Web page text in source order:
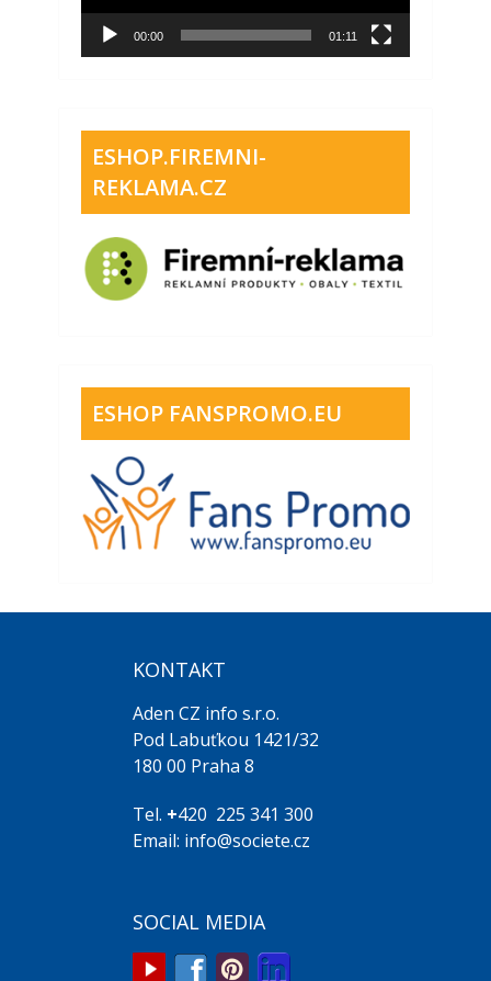
00:00 01:11
ESHOP.FIREMNI-
REKLAMA.CZ
ESHOP FANSPROMO.EU
KONTAKT
Aden CZ info s.r.o.
Pod Labuťkou 1421/32
180 00 Praha 8
Tel. +420 225 341 300
Email: info@societe.cz
SOCIAL MEDIA